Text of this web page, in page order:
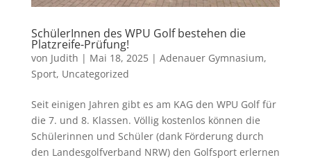
SchülerInnen des WPU Golf bestehen die
Platzreife-Prüfung!
von Judith | Mai 18, 2025| Adenauer Gymnasium,
Sport, Uncategorized
Seit einigen Jahren gibt es am KAG den WPU Golf für
die 7. und 8. Klassen. Völlig kostenlos können die
Schülerinnen und Schüler (dank Förderung durch
den Landesgolfverband NRW) den Golfsport erlernen